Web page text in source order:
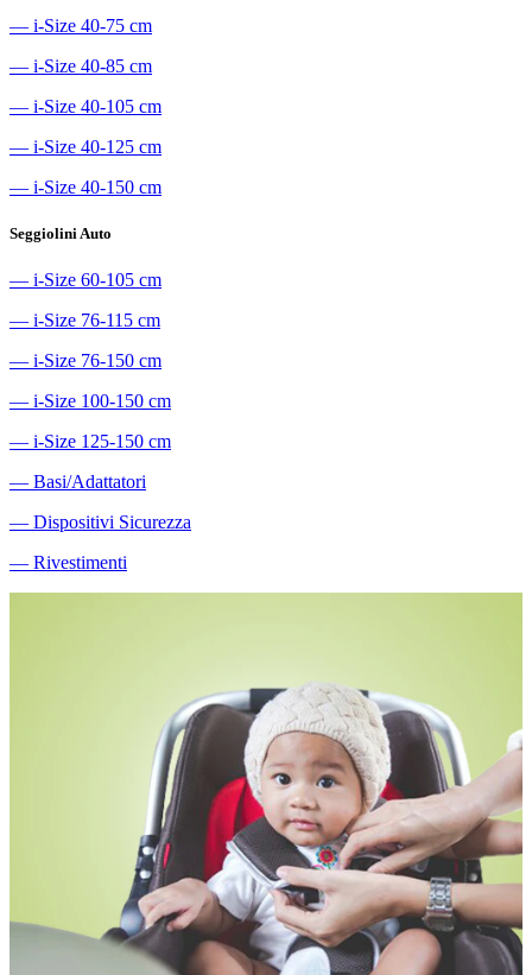
― i-Size 40-75 cm
― i-Size 40-85 cm
― i-Size 40-105 cm
― i-Size 40-125 cm
― i-Size 40-150 cm
Seggiolini Auto
― i-Size 60-105 cm
― i-Size 76-115 cm
― i-Size 76-150 cm
― i-Size 100-150 cm
― i-Size 125-150 cm
― Basi/Adattatori
― Dispositivi Sicurezza
― Rivestimenti